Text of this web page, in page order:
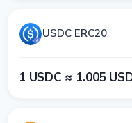
USDC ERC20
1 USDC ≈ 1.005